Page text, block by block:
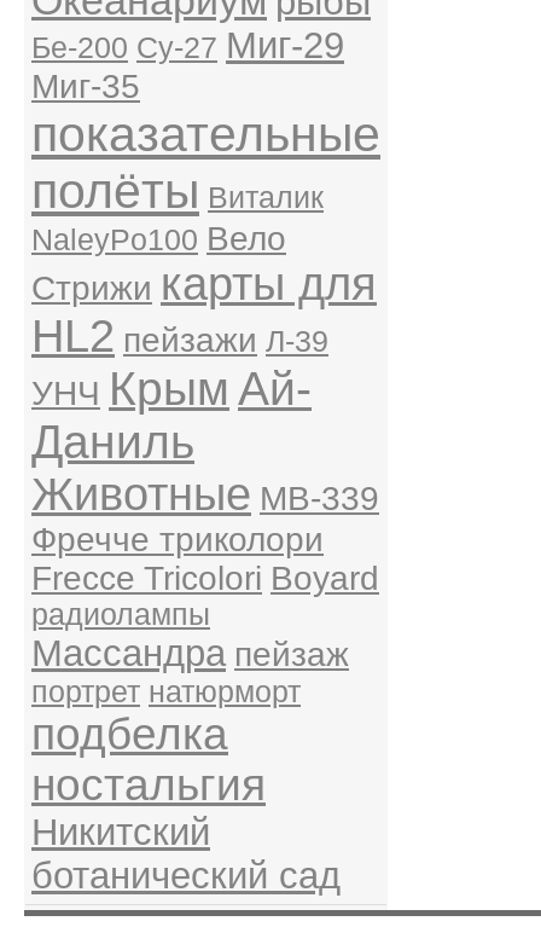
Бе-200 Су-27 Миг-29
Миг-35
показательные
полёты Виталик
NaleyPo100 Вело
Стрижи карты для
HL2 пейзажи Л-39
УНЧ Крым Ай-
Даниль
Животные MB-339
Фречче триколори
Frecce Tricolori Boyard
радиолампы
Массандра пейзаж
портрет натюрморт
подбелка
ностальгия
Никитский
ботанический сад